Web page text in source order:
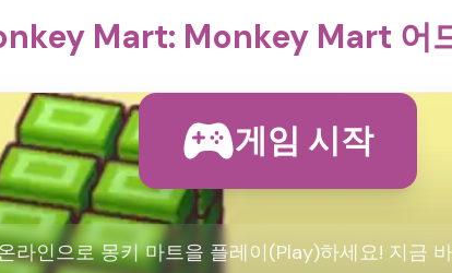
Mart: Monkey Mart 어
게임 시작
라인으로 몽키 마트을 플레이(Play)하세요! 지금